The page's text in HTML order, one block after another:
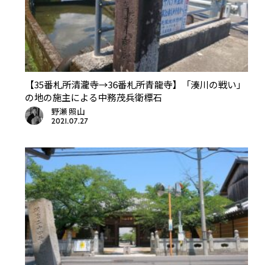
【35番札所清瀧寺→36番札所青龍寺】「湊川の戦い」
の地の施主による中務茂兵衛標石
野瀬 照山
2021.07.27